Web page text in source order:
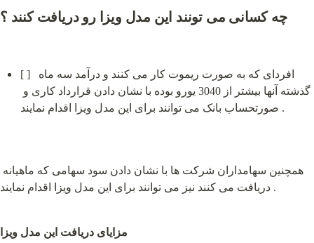
چه کسانی می تونند این مدل ویزا رو دریافت کنند ؟
[ ]  افردای که به صورت ریموت کار می کنند و درآمد سه ماه
صورتحساب بانک می توانند برای این مدل ویزا اقدام نمایند .
دریافت می کنند نیز می توانند برای این مدل ویزا اقدام نمایند .
مزایای دریافت این مدل ویزا